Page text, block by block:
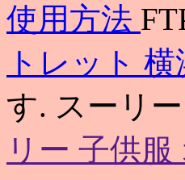
使用方法
トレット 横
す. スーリ
リー 子供